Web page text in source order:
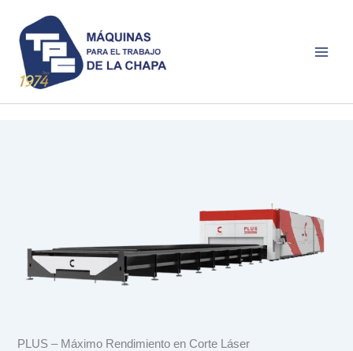
contenido
PLUS – Máximo Rendimiento en Corte Láser